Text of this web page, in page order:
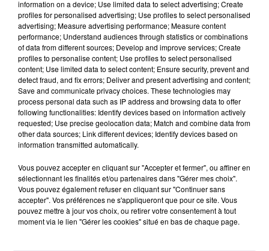
décrocher"alerte Baptiste Jego, lui aussi ARM dans
l’Orne."Leur rôle sera surtout d’envoyer des secours,
or cela ne se justifie pas toujours. Nous, par exemple,
sommes capables de savoir s’il s’agit d’une urgence
vitale rien qu’en entendant le son de la voix de
l'appelant". Au total, une quarantaine de Samu
répartis sur tout le territoire aurait annoncé son
intention de faire grève contre ce numéro d’urgence
unique.
Baptiste Jego
information on a device; Use limited data to select advertising; Create
profiles for personalised advertising; Use profiles to select personalised
advertising; Measure advertising performance; Measure content
performance; Understand audiences through statistics or combinations
of data from different sources; Develop and improve services; Create
profiles to personalise content; Use profiles to select personalised
content; Use limited data to select content; Ensure security, prevent and
detect fraud, and fix errors; Deliver and present advertising and content;
Save and communicate privacy choices. These technologies may
process personal data such as IP address and browsing data to offer
following functionalities: Identify devices based on information actively
requested; Use precise geolocation data; Match and combine data from
other data sources; Link different devices; Identify devices based on
information transmitted automatically.
Vous pouvez accepter en cliquant sur "Accepter et fermer", ou affiner en
sélectionnant les finalités et/ou partenaires dans "Gérer mes choix".
Vous pouvez également refuser en cliquant sur "Continuer sans
accepter". Vos préférences ne s'appliqueront que pour ce site. Vous
pouvez mettre à jour vos choix, ou retirer votre consentement à tout
moment via le lien "Gérer les cookies" situé en bas de chaque page.